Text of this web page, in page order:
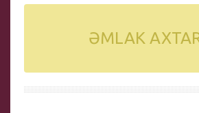
ƏMLAK